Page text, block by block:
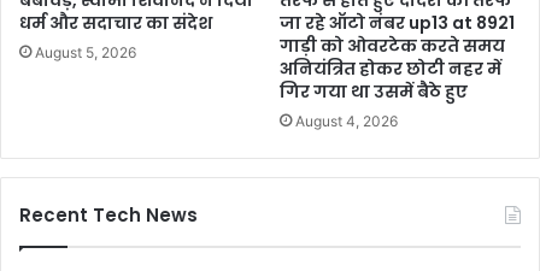
धर्म और सदाचार का संदेश
August 5, 2026
जा रहे ऑटो नंबर up13 at 8921
गाड़ी को ओवरटेक करते समय
अनियंत्रित होकर छोटी नहर में
गिर गया था उसमें बैठे हुए
August 4, 2026
Recent Tech News